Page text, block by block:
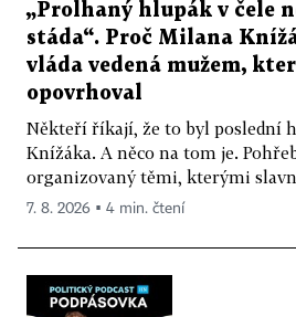
„Prolhaný hlupák v čele
stáda“. Proč Milana
vláda vedená mužem,
opovrhoval
Někteří říkají, že to byl poslední
Knížáka. A něco na tom je.
organizovaný těmi, kterými
7. 8. 2026 ▪ 4 min. čtení